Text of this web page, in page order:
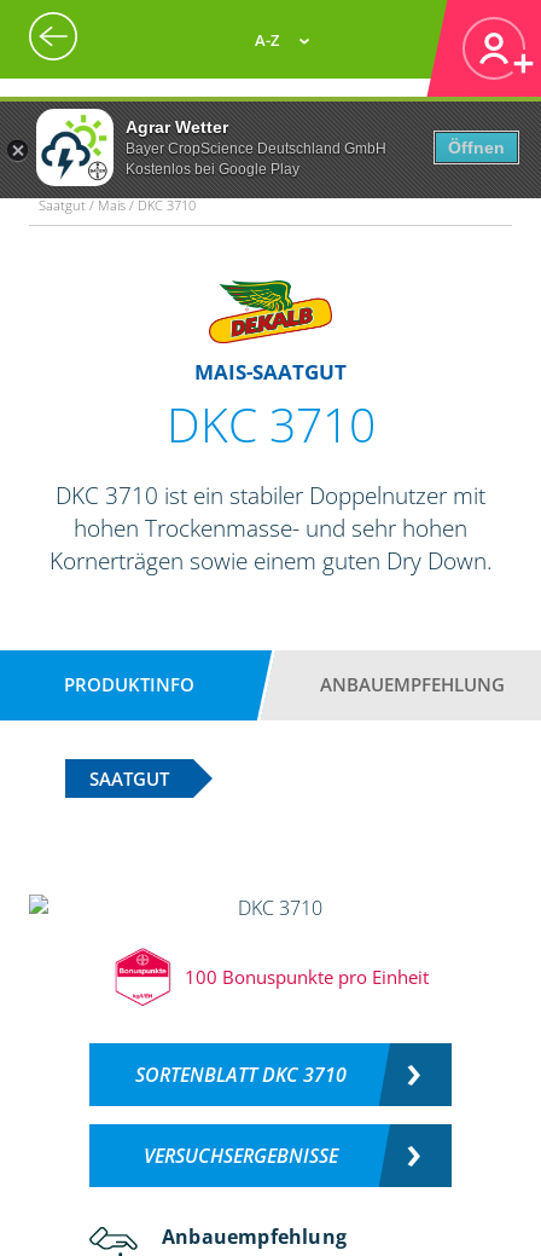
Agrar Wetter
Bayer CropScience Deutschland GmbH
Kostenlos bei Google Play
Öffnen
A-Z
Saatgut / Mais / DKC 3710
MAIS-SAATGUT
DKC 3710
DKC 3710 ist ein stabiler Doppelnutzer mit
hohen Trockenmasse- und sehr hohen
Kornerträgen sowie einem guten Dry Down.
PRODUKTINFO ANBAUEMPFEHLUNG
SAATGUT
100 Bonuspunkte pro Einheit
SORTENBLATT DKC 3710
VERSUCHSERGEBNISSE
Anbauempfehlung